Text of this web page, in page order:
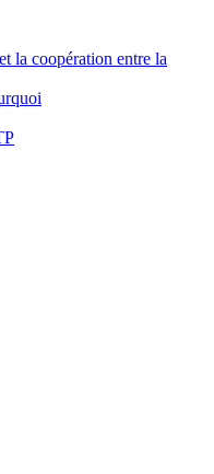
la coopération entre la